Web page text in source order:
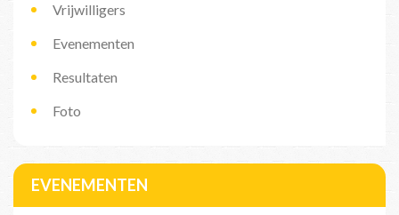
Vrijwilligers
Evenementen
Resultaten
Foto
EVENEMENTEN